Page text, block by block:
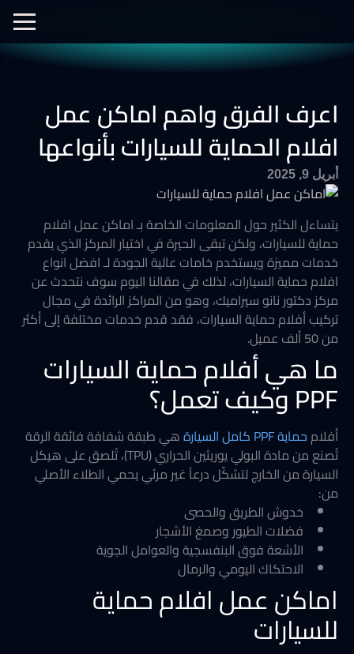
نانو سيراميك
أفلام الحماية
العزل الحراري
اعرف الفرق واهم اماكن عمل
افلام الحماية للسيارات بأنواعها
أبريل 9, 2025
يتساءل الكثير حول المعلومات الخاصة بـ اماكن عمل افلام
حماية للسيارات، ولكن تبقى الحيرة في اختيار المركز الذي يقدم
خدمات مميزة ويستخدم خامات عالية الجودة لـ افضل انواع
افلام حماية السيارات، لذلك في مقالنا اليوم سوف نتحدث عن
مركز دكتور نانو سيراميك، وهو من المراكز الرائدة في مجال
تركيب أفلام حماية السيارات، فقد قدم خدمات مختلفة إلى أكثر
من 50 ألف عميل.
ما هي أفلام حماية السيارات
PPF وكيف تعمل؟
أفلامحماية PPF كامل السيارة
هي طبقة شفافة فائقة الرقة
تُصنع من مادة البولي يوريثين الحراري (TPU)، تُلصق على هيكل
السيارة من الخارج لتشكّل درعاً غير مرئي يحمي الطلاء الأصلي
من:
خدوش الطريق والحصى
فضلات الطيور وصمغ الأشجار
الأشعة فوق البنفسجية والعوامل الجوية
الاحتكاك اليومي والرمال
اماكن عمل افلام حماية
للسيارات